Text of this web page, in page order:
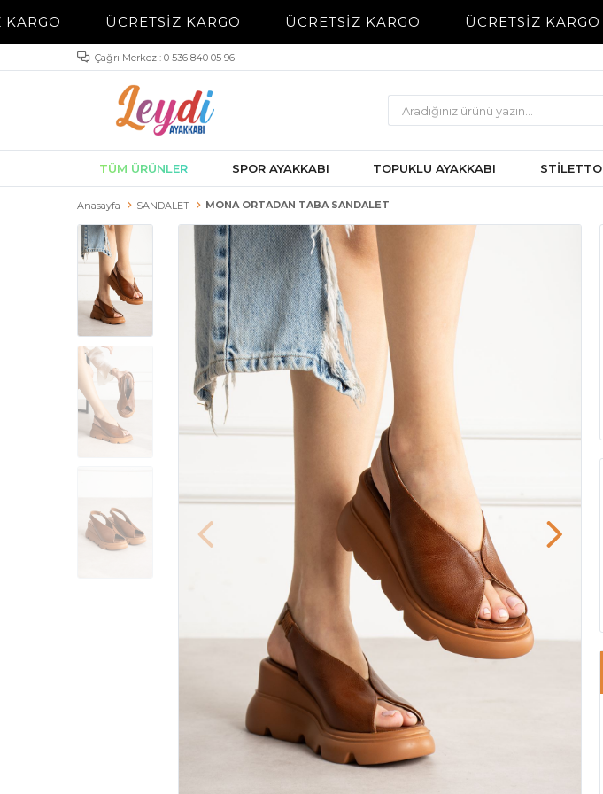
ÜCRETSİZ KARGO ÜCRETSİZ KARGO ÜCRETSİZ KARGO
Çağrı Merkezi: 0 536 840 05 96
TÜM ÜRÜNLER SPOR AYAKKABI TOPUKLU AYAKKABI STİLETTO
Anasayfa SANDALET MONA ORTADAN TABA SANDALET